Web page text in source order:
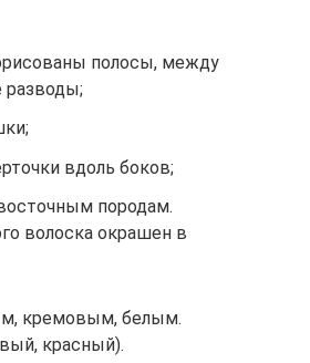
полосы, между
разводы;
вдоль боков;
породам.
волоска окрашен в
кремовым, белым.
красный).